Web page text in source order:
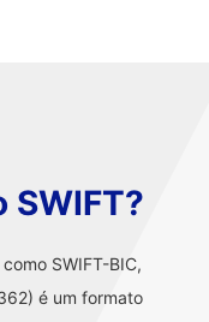
SWIFT?
SWIFT-BIC,
é um formato